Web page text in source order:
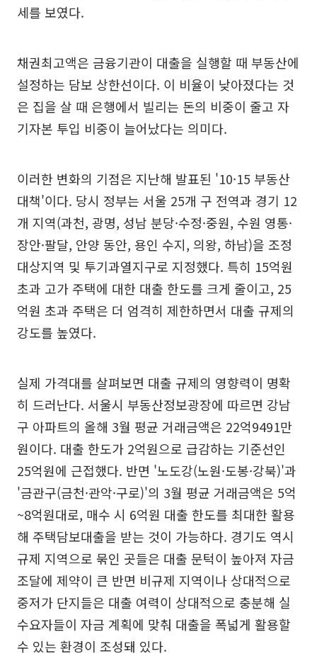
세를 보였다.
채권최고액은 금융기관이 대출을 실행할 때 부동산에
설정하는 담보 상한선이다. 이 비율이 낮아졌다는 것
은 집을 살 때 은행에서 빌리는 돈의 비중이 줄고 자
기자본 투입 비중이 늘어났다는 의미다.
이러한 변화의 기점은 지난해 발표된 '10·15 부동산
대책'이다. 당시 정부는 서울 25개 구 전역과 경기 12
개 지역(과천, 광명, 성남 분당·수정·중원, 수원 영통·
장안·팔달, 안양 동안, 용인 수지, 의왕, 하남)을 조정
대상지역 및 투기과열지구로 지정했다. 특히 15억원
초과 고가 주택에 대한 대출 한도를 크게 줄이고, 25
억원 초과 주택은 더 엄격히 제한하면서 대출 규제의
강도를 높였다.
실제 가격대를 살펴보면 대출 규제의 영향력이 명확
히 드러난다. 서울시 부동산정보광장에 따르면 강남
구 아파트의 올해 3월 평균 거래금액은 22억9491만
원이다. 대출 한도가 2억원으로 급감하는 기준선인
25억원에 근접했다. 반면 '노도강(노원·도봉·강북)'과
'금관구(금천·관악·구로)'의 3월 평균 거래금액은 5억
~8억원대로, 매수 시 6억원 대출 한도를 최대한 활용
해 주택담보대출을 받는 것이 가능하다. 경기도 역시
규제 지역으로 묶인 곳들은 대출 문턱이 높아져 자금
조달에 제약이 큰 반면 비규제 지역이나 상대적으로
중저가 단지들은 대출 여력이 상대적으로 충분해 실
수요자들이 자금 계획에 맞춰 대출을 폭넓게 활용할
수 있는 환경이 조성돼 있다.